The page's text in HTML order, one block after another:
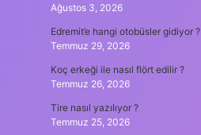
Ağustos 3, 2026
Edremit’e hangi otobüsler gidiyor ?
Temmuz 29, 2026
Koç erkeği ile nasıl flört edilir ?
Temmuz 26, 2026
Tire nasıl yazılıyor ?
Temmuz 25, 2026